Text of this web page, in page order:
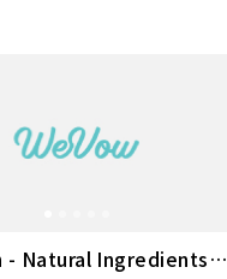
- Natural Ingredients